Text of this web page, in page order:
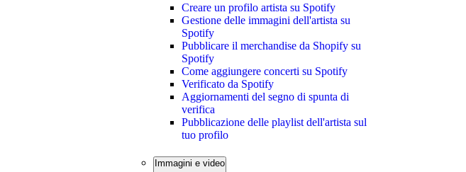
Creare un profilo artista su Spotify
Gestione delle immagini dell'artista su
Spotify
Pubblicare il merchandise da Shopify su
Spotify
Come aggiungere concerti su Spotify
Verificato da Spotify
Aggiornamenti del segno di spunta di
verifica
Pubblicazione delle playlist dell'artista sul
tuo profilo
Immagini e video